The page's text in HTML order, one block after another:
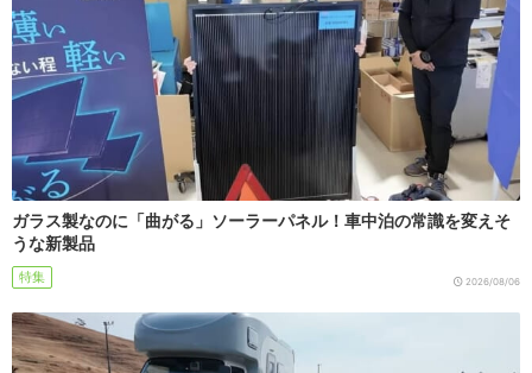
ガラス製なのに「曲がる」ソーラーパネル！車中泊の常識を変えそ
うな新製品
特集 2026/08/06